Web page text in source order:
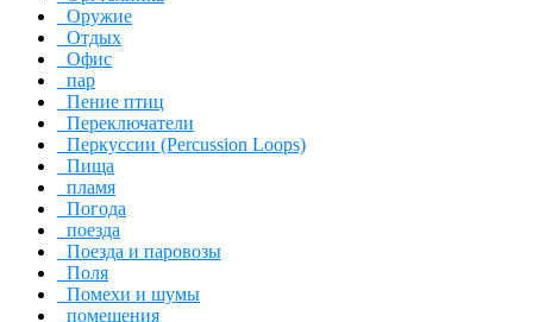
Оружие
Отдых
Офис
пар
Пение птиц
Переключатели
Перкуссии (Percussion Loops)
Пища
пламя
Погода
поезда
Поезда и паровозы
Поля
Помехи и шумы
помещения